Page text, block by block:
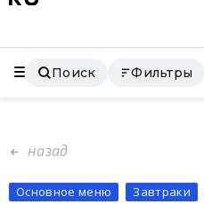
Поиск Фильтры
назад
Основное меню Завтраки